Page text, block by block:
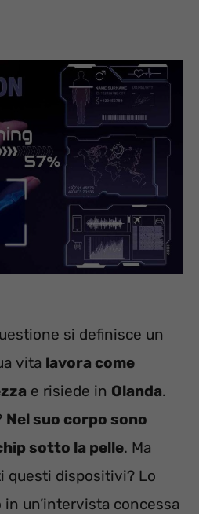
si definisce un
vita lavora come
e risiede in Olanda.
Nel suo corpo sono
sotto la pelle. Ma
questi dispositivi? Lo
in un’intervista concessa